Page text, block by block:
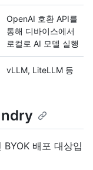
OpenAI 호환 API를
통해 디바이스에서
로컬로 AI 모델 실행
vLLM, LiteLLM 등
배포 대상입